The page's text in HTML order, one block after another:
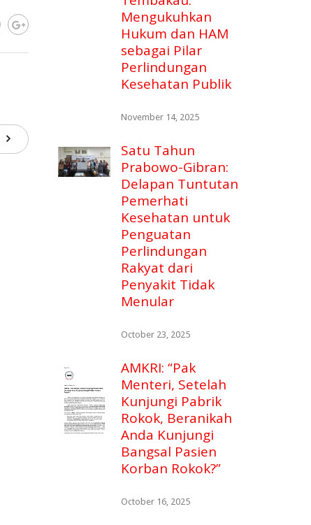
Mengukuhkan
Hukum dan HAM
sebagai Pilar
Perlindungan
Kesehatan Publik
November 14, 2025
Satu Tahun
Prabowo-Gibran:
Delapan Tuntutan
Pemerhati
Kesehatan untuk
Penguatan
Perlindungan
Rakyat dari
Penyakit Tidak
Menular
October 23, 2025
AMKRI: “Pak
Menteri, Setelah
Kunjungi Pabrik
Rokok, Beranikah
Anda Kunjungi
Bangsal Pasien
Korban Rokok?”
October 16, 2025